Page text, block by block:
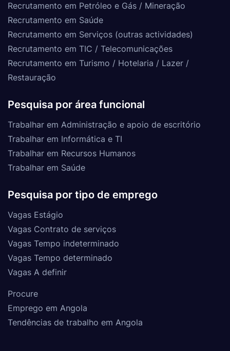
Recrutamento em Petróleo e Gás / Mineração
Recrutamento em Saúde
Recrutamento em Serviços (outras actividades)
Recrutamento em TIC / Telecomunicações
Recrutamento em Turismo / Hotelaria / Lazer /
Restauração
Pesquisa por área funcional
Trabalhar em Administração e apoio de escritório
Trabalhar em Informática e TI
Trabalhar em Recursos Humanos
Trabalhar em Saúde
Pesquisa por tipo de emprego
Vagas Estágio
Vagas Contrato de serviços
Vagas Tempo indeterminado
Vagas Tempo determinado
Vagas A definir
Procure
Emprego em Angola
Tendências de trabalho em Angola